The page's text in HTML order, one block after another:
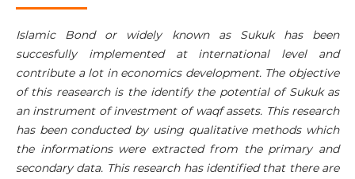
Islamic Bond or
widely known as Sukuk has been
succesfully implemented at international level and
contribute a lot in economics development. The objective
of this reasearch is the identify the potential of Sukuk as
an instrument of investment of waqf assets. This research
has been conducted by using qualitative methods which
the informations were extracted from the primary and
secondary data. This research has identified that there are